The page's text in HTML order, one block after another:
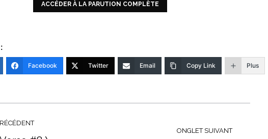
ACCÉDER À LA PARUTION COMPLÈTE
Facebook Twitter Email Copy Link Plus
ONGLET SUIVANT